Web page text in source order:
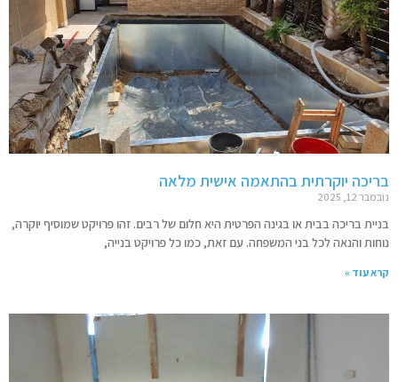
בריכה יוקרתית בהתאמה אישית מלאה
נובמבר 12, 2025
בניית בריכה בבית או בגינה הפרטית היא חלום של רבים. זהו פרויקט שמוסיף יוקרה,
נוחות והנאה לכל בני המשפחה. עם זאת, כמו כל פרויקט בנייה,
קרא עוד »